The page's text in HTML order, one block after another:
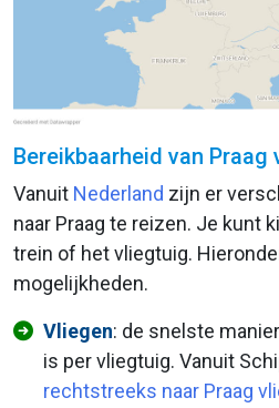
Bereikbaarheid van Praag
Vanuit Nederland zijn er
naar Praag te reizen. Je kunt
trein of het vliegtuig.
mogelijkheden.
Vliegen: de snelste
is per vliegtuig. Vanuit
rechtstreeks naar Praag